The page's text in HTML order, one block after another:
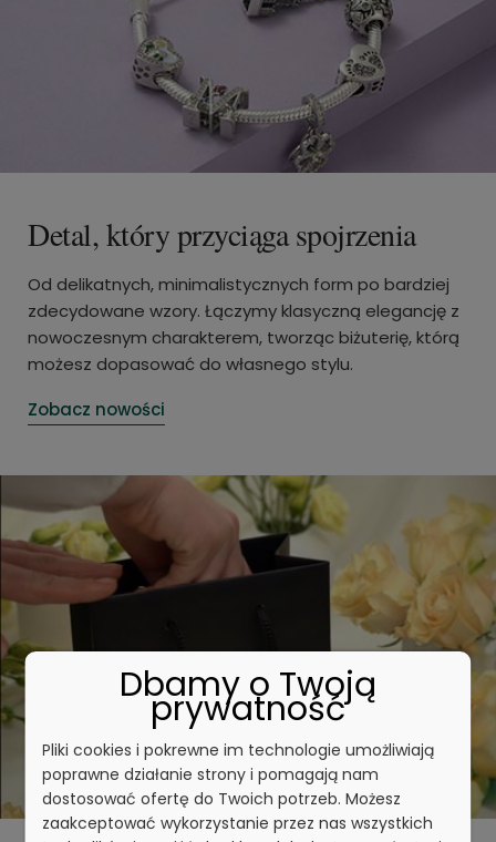
Detal, który przyciąga spojrzenia
Od delikatnych, minimalistycznych form po bardziej
zdecydowane wzory. Łączymy klasyczną elegancję z
nowoczesnym charakterem, tworząc biżuterię, którą
możesz dopasować do własnego stylu.
Zobacz nowości
Dbamy o Twoją
prywatność
Pliki cookies i pokrewne im technologie umożliwiają
poprawne działanie strony i pomagają nam
dostosować ofertę do Twoich potrzeb. Możesz
zaakceptować wykorzystanie przez nas wszystkich